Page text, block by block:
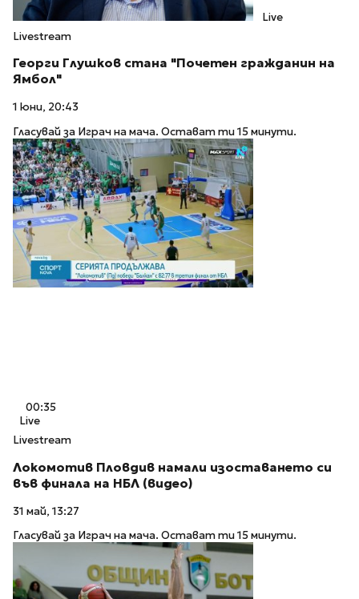
Live
Livestream
Георги Глушков стана "Почетен гражданин на
Ямбол"
1 юни, 20:43
Гласувай за Играч на мача. Остават ти 15 минути.
00:35
Live
Livestream
Локомотив Пловдив намали изоставането си
във финала на НБЛ (видео)
31 май, 13:27
Гласувай за Играч на мача. Остават ти 15 минути.